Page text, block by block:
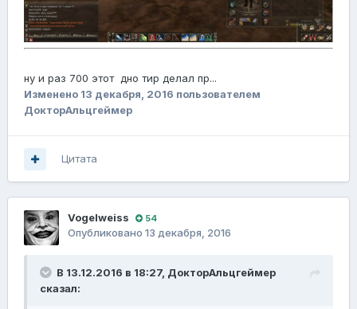
ну и раз 700 этот дно тир делал пр...
Изменено 13 декабря, 2016 пользователем
ДокторАльцгеймер
Цитата
Vogelweiss 54
Опубликовано 13 декабря, 2016
В 13.12.2016 в 18:27, ДокторАльцгеймер
сказал: